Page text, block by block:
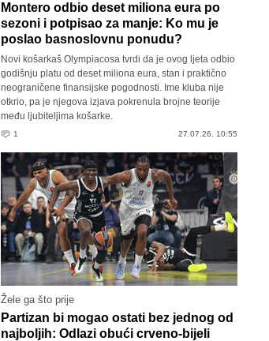
Montero odbio deset miliona eura po
sezoni i potpisao za manje: Ko mu je
poslao basnoslovnu ponudu?
Novi košarkaš Olympiacosa tvrdi da je ovog ljeta odbio
godišnju platu od deset miliona eura, stan i praktično
neograničene finansijske pogodnosti. Ime kluba nije
otkrio, pa je njegova izjava pokrenula brojne teorije
među ljubiteljima košarke.
1 27.07.26. 10:55
Žele ga što prije
Partizan bi mogao ostati bez jednog od
najboljih: Odlazi obući crveno-bijeli